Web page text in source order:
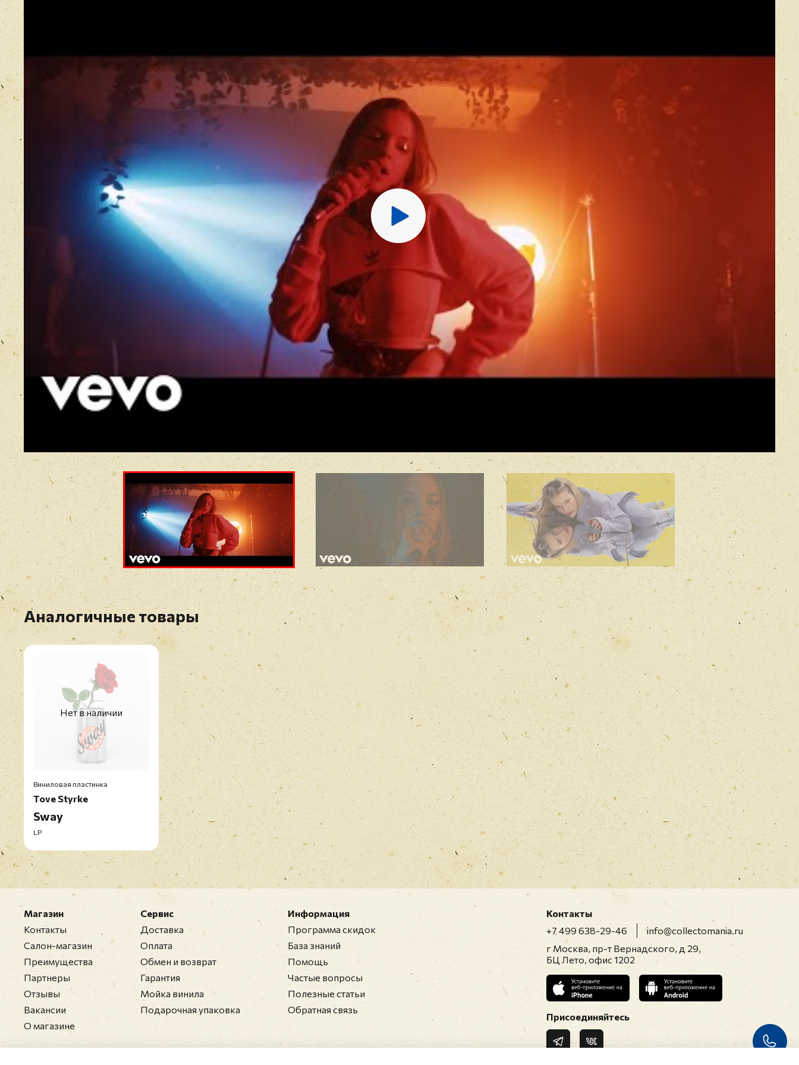
Аналогичные товары
Нет в наличии
Виниловая пластинка
Tove Styrke
Sway
LP
Магазин
Контакты
Салон-магазин
Преимущества
Партнеры
Отзывы
Вакансии
О магазине
Сервис
Доставка
Оплата
Обмен и возврат
Гарантия
Мойка винила
Подарочная упаковка
Информация
Программа скидок
База знаний
Помощь
Частые вопросы
Полезные статьи
Обратная связь
Контакты
+7 499 638-29-46
info@collectomania.ru
г Москва, пр-т Вернадского, д 29,
БЦ Лето, офис 1202
Присоединяйтесь